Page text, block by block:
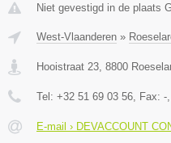
Niet gevestigd in de plaats
West-Vlaanderen »
Hooistraat 23 8800
Tel: +32 51 69 03 56 , Fax: -
E-mail › DEVACCOUNT